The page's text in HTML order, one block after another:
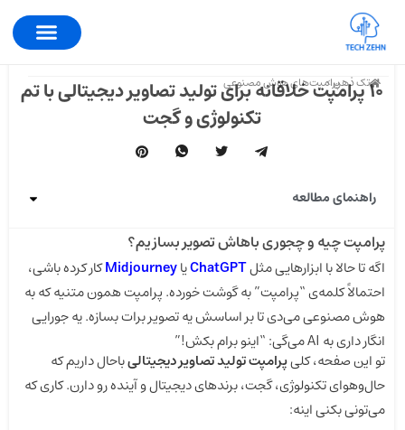
تک ذهن >پرامپت‌های هوش مصنوعی
۱۰ پرامپت خلاقانه برای تولید تصاویر دیجیتالی با تم
تکنولوژی و گجت
راهنمای مطالعه
پرامپت چیه و چجوری باهاش تصویر بسازیم؟
اگه تا حالا با ابزارهایی مثلChatGPTیاMidjourneyکار کرده باشی،
احتمالاً کلمه‌ی “پرامپت” به گوشت خورده. پرامپت همون متنیه که به
هوش مصنوعی می‌دی تا بر اساسش یه تصویر برات بسازه. یه جورایی
انگار داری به AI می‌گی: “اینو برام بکش!”
تو این صفحه، کلیپرامپت تولید تصاویر دیجیتالیباحال داریم که
حال‌و‌هوای تکنولوژی، گجت، برندهای دیجیتال و آینده رو دارن. کاری که
می‌تونی بکنی اینه: